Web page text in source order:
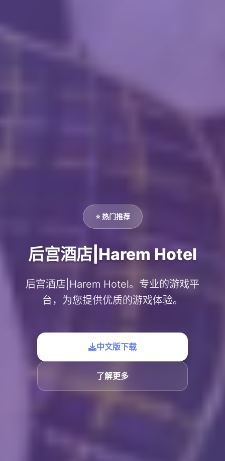
⭐ 热门推荐
后宫酒店|Harem Hotel
后宫酒店|Harem Hotel。专业的游戏平
台，为您提供优质的游戏体验。
中文版下载
了解更多